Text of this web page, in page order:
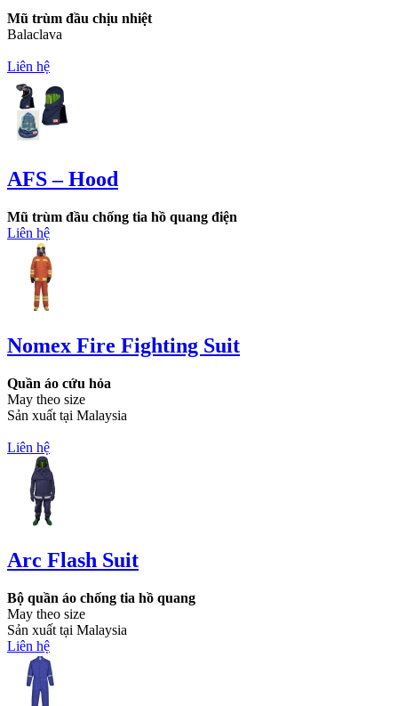
Mũ trùm đầu chịu nhiệt
Balaclava
Liên hệ
AFS – Hood
Mũ trùm đầu chống tia hồ quang điện
Liên hệ
Nomex Fire Fighting Suit
Quần áo cứu hỏa
May theo size
Sản xuất tại Malaysia
Liên hệ
Arc Flash Suit
Bộ quần áo chống tia hồ quang
May theo size
Sản xuất tại Malaysia
Liên hệ